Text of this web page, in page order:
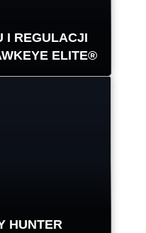
WIĘCEJ
I REGULACJI
ELITE®
HUNTER